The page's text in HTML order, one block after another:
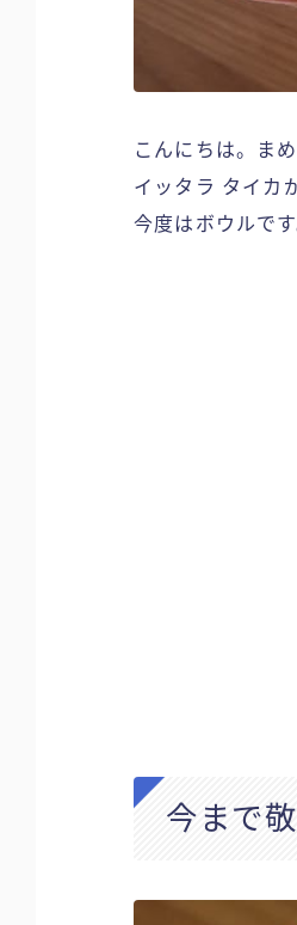
こんにちは。まめ
イッタラ タイカ
今度はボウルです
今まで